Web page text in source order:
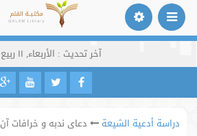
آخر تحديث : الأربعاء, ١١ ربيع أول ١٤٤٢هـ
دراسة أدعية الشيعة دعای ندبه و خرافات آن